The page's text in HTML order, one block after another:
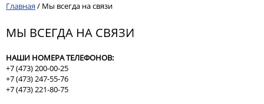
Главная / Мы всегда на связи
МЫ ВСЕГДА НА СВЯЗИ
НАШИ НОМЕРА ТЕЛЕФОНОВ:
+7 (473) 200-00-25
+7 (473) 247-55-76
+7 (473) 221-80-75